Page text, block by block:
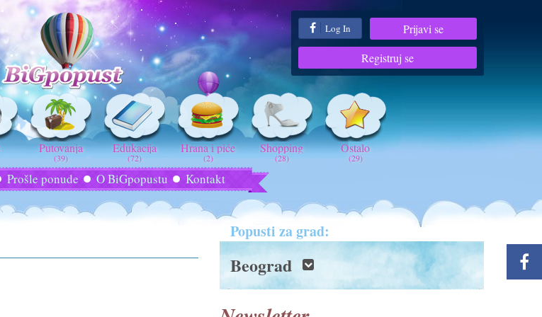
Log In
Prijavi se
Registruj se
Putovanja
(39)
Edukacija
(72)
Hrana i piće
(2)
Shopping
(28)
Ostalo
(29)
Prošle ponude O BiGpopustu Kontakt
Popusti za grad:
Beograd